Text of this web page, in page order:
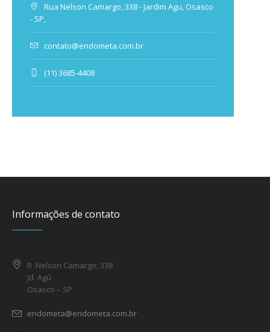
Rua Nelson Camargo, 338 - Jardim Agu, Osasco
- SP,
contato@endometa.com.br
(11) 3685-4408
Informações de contato
R .Nelson Camargo, 338
Jd. Agú
Osasco – SP
endometa@endometa.com.br